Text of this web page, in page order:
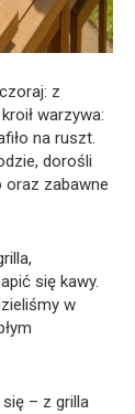
z
warzywa:
na ruszt.
dorośli
oraz zabawne
się kawy.
w
się – z grilla